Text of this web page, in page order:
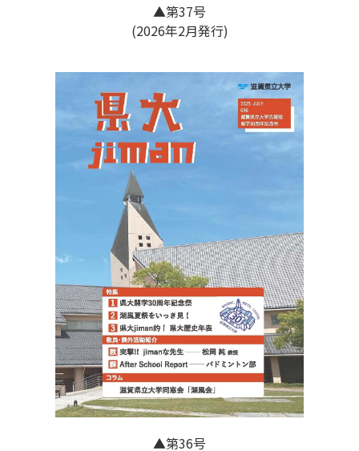
▲第37号
(2026年2月発行)
▲第36号